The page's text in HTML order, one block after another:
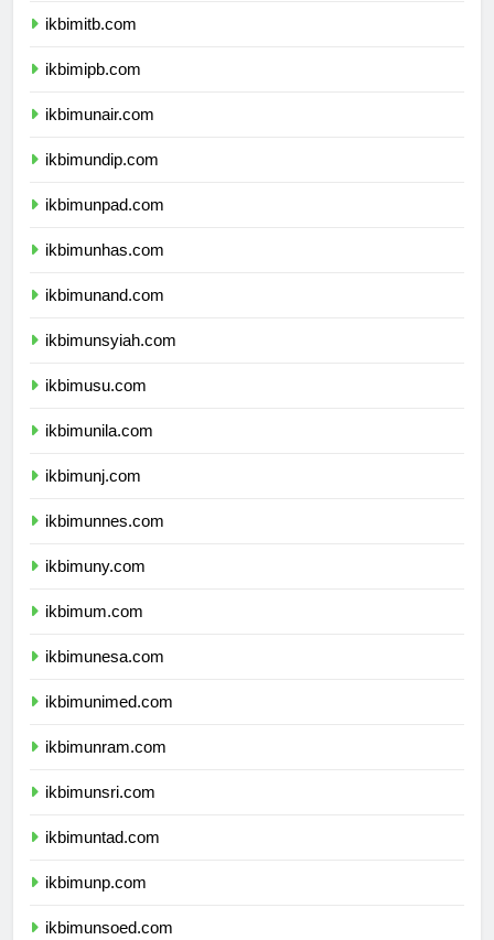
ikbimitb.com
ikbimipb.com
ikbimunair.com
ikbimundip.com
ikbimunpad.com
ikbimunhas.com
ikbimunand.com
ikbimunsyiah.com
ikbimusu.com
ikbimunila.com
ikbimunj.com
ikbimunnes.com
ikbimuny.com
ikbimum.com
ikbimunesa.com
ikbimunimed.com
ikbimunram.com
ikbimunsri.com
ikbimuntad.com
ikbimunp.com
ikbimunsoed.com